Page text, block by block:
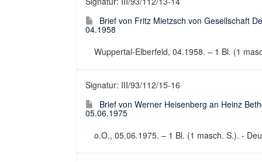
Brief von Fritz Mietzsch von Gesellschaft
04.1958
Wuppertal-Elberfeld, 04.1958. – 1 Bl. (1
Signatur: III/93/112/15-16
Brief von Werner Heisenberg an Heinz
05.06.1975
o.O., 05.06.1975. – 1 Bl. (1 masch. S.). -